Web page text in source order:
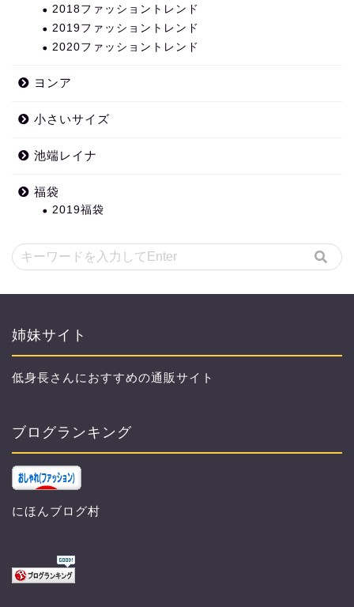
2018ファッショントレンド
2019ファッショントレンド
2020ファッショントレンド
ヨンア
小さいサイズ
池端レイナ
福袋
2019福袋
姉妹サイト
低身長さんにおすすめの通販サイト
ブログランキング
にほんブログ村